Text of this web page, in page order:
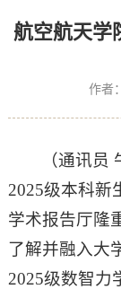
航空航天学
作者
（通讯
2025级本科新
学术报告厅隆
了解并融入大
2025级数智力